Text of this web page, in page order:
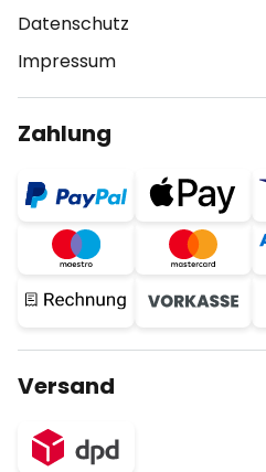
Datenschutz
Impressum
Zahlung
Versand